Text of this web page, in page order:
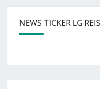
NEWS TICKER LG